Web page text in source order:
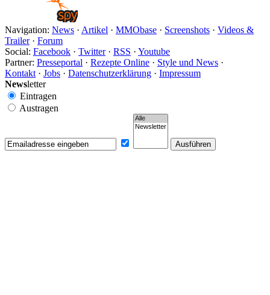
Navigation: News · Artikel · MMObase · Screenshots · Videos &
Trailer· Forum
Social: Facebook · Twitter· RSS · Youtube
Partner: Presseportal · Rezepte Online · Style und News ·
Kontakt · Jobs · Datenschutzerklärung · Impressum
Newsletter
Eintragen
Austragen